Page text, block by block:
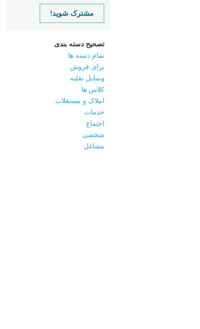
مشترک شوید!
تصحیح دسته بندی
تمام دسته ها
برای فروش
وسایل نقلیه
کلاس ‌ها
املاک و مستغلات
خدمات
اجتماع
شخصی
مشاغل